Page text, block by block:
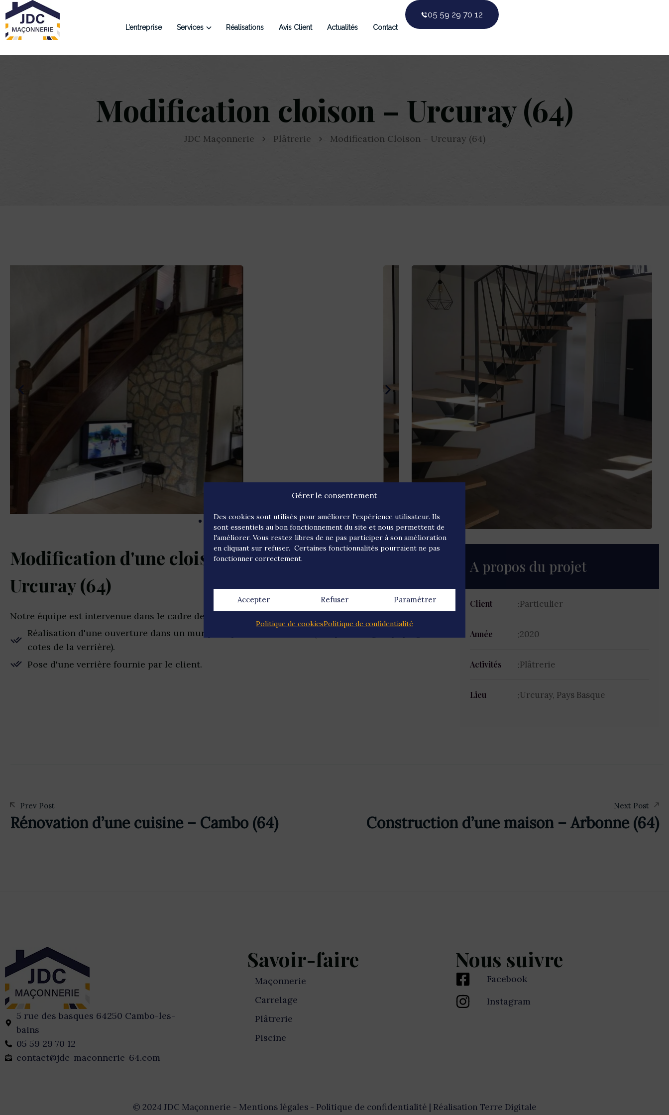
Gérer le consentement
Des cookies sont utilisés pour améliorer l'expérience utilisateur. Ils
sont essentiels au bon fonctionnement du site et nous permettent de
l'améliorer. Vous restez libres de ne pas participer à son amélioration
en cliquant sur refuser. Certaines fonctionnalités pourraient ne pas
fonctionner correctement.
Accepter Refuser Paramétrer
Politique de cookiesPolitique de confidentialité
L’entreprise Services Réalisations Avis Client Actualités Contact
05 59 29 70 12
Modification cloison – Urcuray (64)
JDC Maçonnerie Plâtrerie Modification Cloison – Urcuray (64)
Modification d'une cloison dans un salon sur
Urcuray (64)
Notre équipe est intervenue dans le cadre des travaux de plâtrerie suivants :
Réalisation d'une ouverture dans un mur pour poser une verrière (compris sciage + piquage aux
cotes de la verrière).
Pose d'une verrière fournie par le client.
A propos du projet
Client Particulier
Année 2020
Activités Plâtrerie
Lieu Urcuray, Pays Basque
Prev Post
Rénovation d’une cuisine – Cambo (64)
Next Post
Construction d’une maison – Arbonne (64)
5 rue des basques 64250 Cambo-les-
bains
05 59 29 70 12
contact@jdc-maconnerie-64.com
Savoir-faire
Maçonnerie
Carrelage
Plâtrerie
Piscine
Nous suivre
Facebook
Instagram
© 2024 JDC Maçonnerie - Mentions légales- Politique de confidentialité | Réalisation Terre Digitale